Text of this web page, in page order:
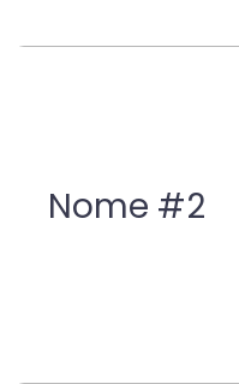
Nome #2